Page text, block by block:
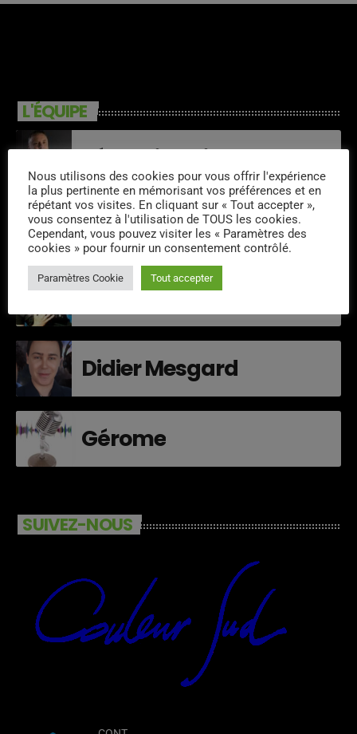
L'ÉQUIPE
Sébastien Kills
Laurent Veix
Thomas
Didier Mesgard
Gérome
SUIVEZ-NOUS
Nous utilisons des cookies pour vous offrir l'expérience
la plus pertinente en mémorisant vos préférences et en
répétant vos visites. En cliquant sur « Tout accepter »,
vous consentez à l'utilisation de TOUS les cookies.
Cependant, vous pouvez visiter les « Paramètres des
cookies » pour fournir un consentement contrôlé.
Paramètres Cookie Tout accepter